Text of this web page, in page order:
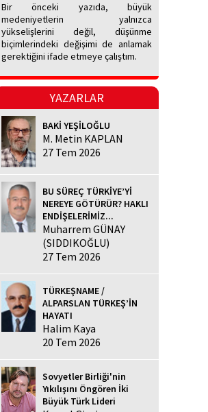
Bir önceki yazıda, büyük
medeniyetlerin yalnızca
yükselişlerini değil, düşünme
biçimlerindeki değişimi de anlamak
gerektiğini ifade etmeye çalıştım.
YAZARLAR
BAKİ YEŞİLOĞLU
M. Metin KAPLAN
27 Tem 2026
BU SÜREÇ TÜRKİYE’Yİ
NEREYE GÖTÜRÜR? HAKLI
ENDİŞELERİMİZ...
Muharrem GÜNAY
(SIDDIKOĞLU)
27 Tem 2026
TÜRKEŞNAME /
ALPARSLAN TÜRKEŞ’İN
HAYATI
Halim Kaya
20 Tem 2026
Sovyetler Birliği'nin
Yıkılışını Öngören İki
Büyük Türk Lideri